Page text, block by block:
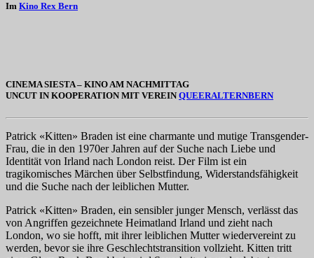
Im Kino Rex Bern
CINEMA SIESTA – KINO AM NACHMITTAG
UNCUT IN KOOPERATION MIT VEREIN QUEERALTERNBERN
Patrick «Kitten» Braden ist eine charmante und mutige Transgender-
Frau, die in den 1970er Jahren auf der Suche nach Liebe und
Identität von Irland nach London reist. Der Film ist ein
tragikomisches Märchen über Selbstfindung, Widerstandsfähigkeit
und die Suche nach der leiblichen Mutter.
Patrick «Kitten» Braden, ein sensibler junger Mensch, verlässt das
von Angriffen gezeichnete Heimatland Irland und zieht nach
London, wo sie hofft, mit ihrer leiblichen Mutter wiedervereint zu
werden, bevor sie ihre Geschlechtstransition vollzieht. Kitten tritt